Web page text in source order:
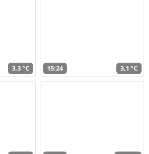
3,3 °C 15:24 3,1 °C